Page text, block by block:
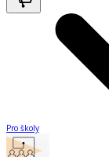
Pro školy